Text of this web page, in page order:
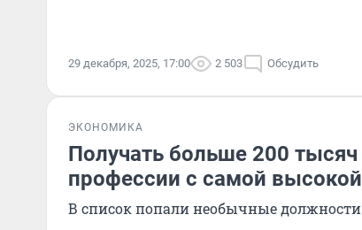
29 декабря, 2025, 17:00 2 503 Обсудить
ЭКОНОМИКА
Получать больше 200
профессии с самой
В список попали необычные должности